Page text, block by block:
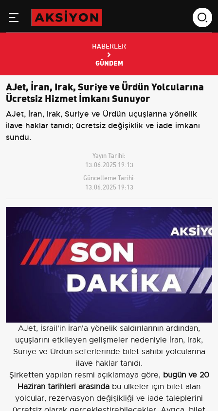
HABERLER
GÜNDEM
AJet, İran, Irak, Suriye ve Ürdün Yolcularına
Ücretsiz Hizmet İmkanı Sunuyor
AJet, İran, Irak, Suriye ve Ürdün uçuşlarına yönelik
ilave haklar tanıdı; ücretsiz değişiklik ve iade imkanı
sundu.
Yayın Tarihi:
13.06.2025 19:13
Güncelleme Tarihi:
13.06.2025 19:13
AJet, İsrail'in İran'a yönelik saldırılarının ardından,
uçuşlarını etkileyen gelişmeler nedeniyle İran, Irak,
Suriye ve Ürdün seferlerinde bilet sahibi yolcularına
ilave haklar tanıdı.
Şirketten yapılan resmi açıklamaya göre, bugün ve 20
Haziran tarihleri arasında bu ülkeler için bilet alan
yolcular, rezervasyon değişikliği ve iade taleplerini